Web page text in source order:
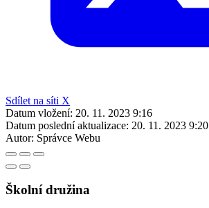
Sdílet na síti X
Datum vložení: 20. 11. 2023 9:16
Datum poslední aktualizace: 20. 11. 2023 9:20
Autor: Správce Webu
Školní družina